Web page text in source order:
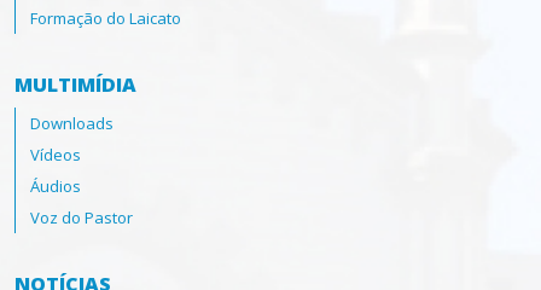
Formação do Laicato
MULTIMÍDIA
Downloads
Vídeos
Áudios
Voz do Pastor
NOTÍCIAS